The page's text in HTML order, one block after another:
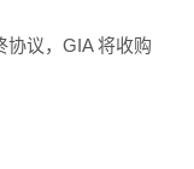
协议，GIA 将收购